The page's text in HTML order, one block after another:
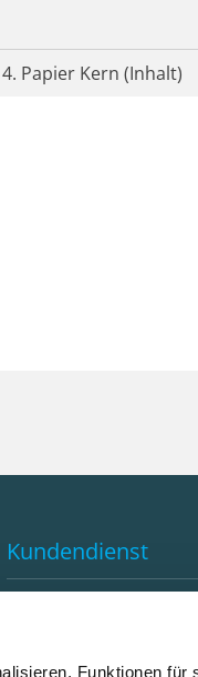
Funktionen für
4. Papier Kern (Inhalt)
Kundendienst